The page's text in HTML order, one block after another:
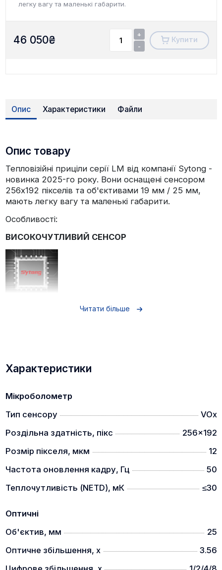
легку вагу та маленькі габарити.
46 050₴
+
-
Купити
Опис Характеристики Файли
Опис товару
Тепловізійні приціли серії LM від компанії Sytong -
новинка 2025-го року. Вони оснащені сенсором
256x192 пікселів та об'єктивами 19 мм / 25 мм,
мають легку вагу та маленькі габарити.
Особливості:
ВИСОКОЧУТЛИВИЙ СЕНСОР
Приціли Sytong LM оснащені сенсором з
Прилад працює до 8 годин на змінному
Можливість вибрати різні сценарії зображення під
місто, тощо.
Читати більше
Характеристики
Мікроболометр
Тип сенсору
VOx
Роздільна здатність, пікс
256x192
Розмір пікселя, мкм
12
Частота оновлення кадру, Гц
50
Теплочутливість (NETD), мК
≤30
Оптичні
Об'єктив, мм
25
Оптичне збільшення, x
3.56